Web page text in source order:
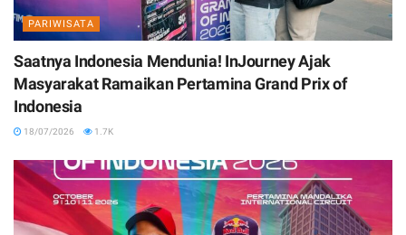
PARIWISATA
Saatnya Indonesia Mendunia! InJourney Ajak
Masyarakat Ramaikan Pertamina Grand Prix of
Indonesia
18/07/2026 1.7K